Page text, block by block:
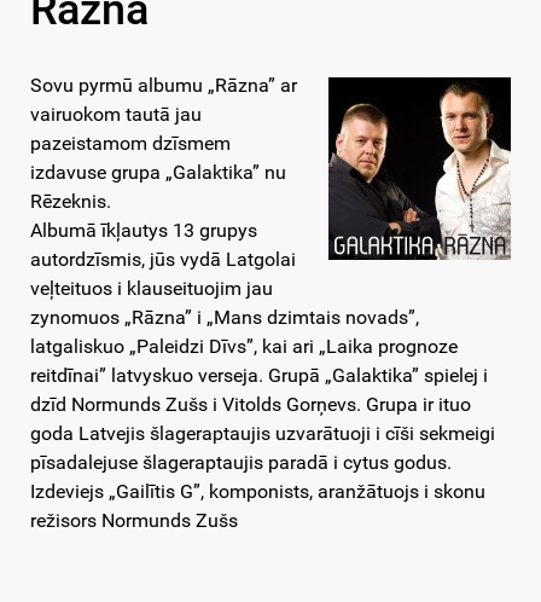
Sovu pyrmū albumu „Rāzna” ar
vairuokom tautā jau
pazeistamom dzīsmem
izdavuse grupa „Galaktika” nu
Rēzeknis.
Albumā īkļautys 13 grupys
autordzīsmis, jūs vydā Latgolai
veļteituos i klauseituojim jau
zynomuos „Rāzna” i „Mans dzimtais novads”,
latgaliskuo „Paleidzi Dīvs”, kai ari „Laika prognoze
reitdīnai” latvyskuo verseja. Grupā „Galaktika” spielej i
dzīd Normunds Zušs i Vitolds Gorņevs. Grupa ir ituo
goda Latvejis šlageraptaujis uzvarātuoji i cīši sekmeigi
pīsadalejuse šlageraptaujis paradā i cytus godus.
Izdeviejs „Gailītis G”, komponists, aranžātuojs i skonu
režisors Normunds Zušs